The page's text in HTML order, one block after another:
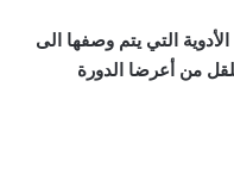
التي يتم وصفها الى
من أعرضا الدورة